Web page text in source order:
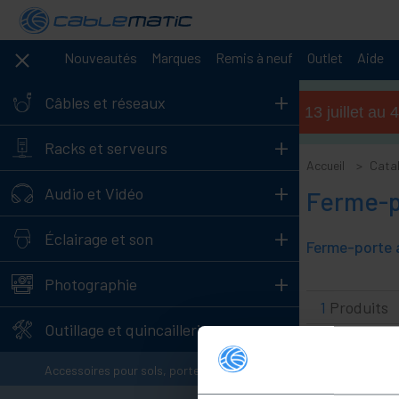
Nouveautés Marques Remis à neuf Outlet Aide
Câbles et réseaux +
Racks et serveurs +
Audio et Vidéo +
Éclairage et son +
Photographie +
Outillage et quincaillerie -
Horaires d'été (du 13 juillet
Accueil
Ferme-
1 Produits